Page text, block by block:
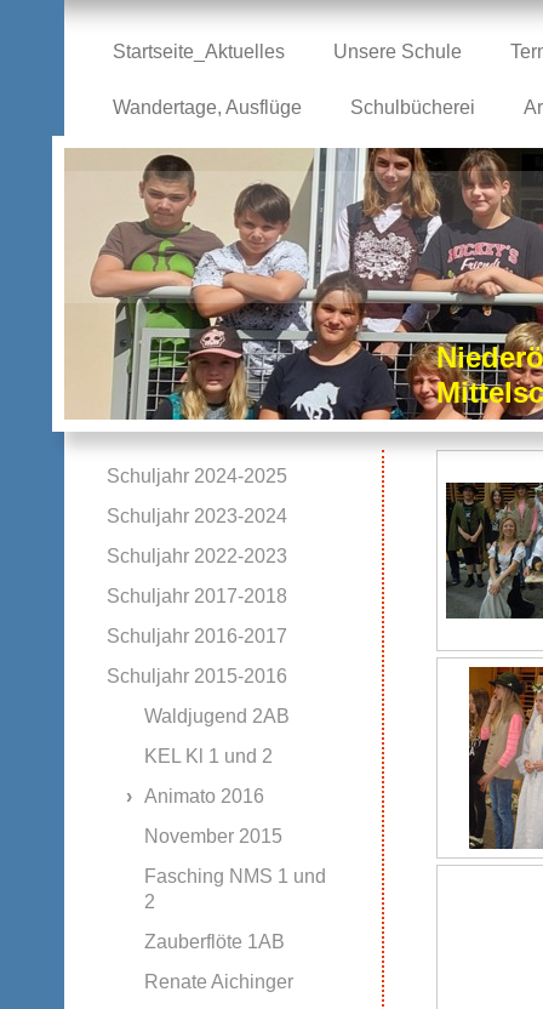
Startseite_Aktuelles Unsere Schule
Wandertage, Ausflüge Schulbücherei
Schuljahr 2024-2025
Schuljahr 2023-2024
Schuljahr 2022-2023
Schuljahr 2017-2018
Schuljahr 2016-2017
Schuljahr 2015-2016
Waldjugend 2AB
KEL Kl 1 und 2
Animato 2016
November 2015
Fasching NMS 1 und
2
Zauberflöte 1AB
Renate Aichinger